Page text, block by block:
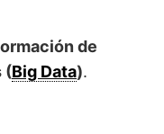
de
(Big Data).